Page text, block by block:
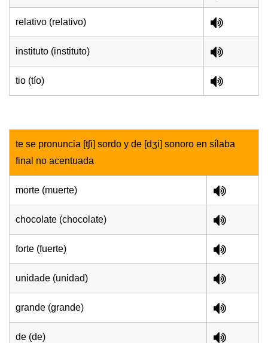
relativo (relativo)
instituto (instituto)
tio (tío)
te se pronuncia [tʃi] sordo y de [dʒi] sonoro en sílaba
final no acentuada
morte (muerte)
chocolate (chocolate)
forte (fuerte)
unidade (unidad)
grande (grande)
de (de)